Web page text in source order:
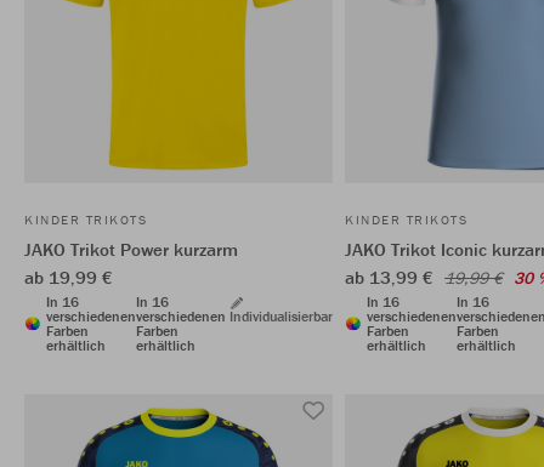
KINDER TRIKOTS
JAKO Trikot Power kurzarm
ab 19,99 €
In 16
verschiedenen
Farben
erhältlich
In 16
verschiedenen
Farben
erhältlich
Individualisierbar
KINDER TRIKOTS
JAKO Trikot Iconic
ab 13,99 € 19,99 € 30
In 16
verschiedenen
Farben
erhältlich
In 16
Farben
erhältlich